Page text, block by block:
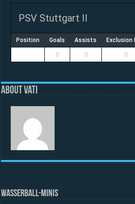
PSV Stuttgart II
Position Goals Assists Exclusion
0 0 0
About vati
WASSERBALL-MINIS